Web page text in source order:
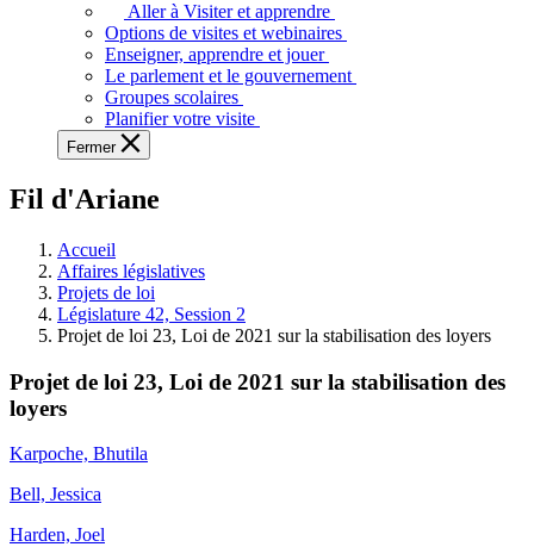
voir,
apprendre
et
à
à
législative.
Aller à Visiter et apprendre
Options de visites et webinaires
Enseigner, apprendre et jouer
Le parlement et le gouvernement
Groupes scolaires
Planifier votre visite
Fermer
Fil d'Ariane
Accueil
Affaires législatives
Projets de loi
Législature 42, Session 2
Projet de loi 23, Loi de 2021 sur la stabilisation des loyers
Projet de loi 23, Loi de 2021 sur la stabilisation des
loyers
Karpoche, Bhutila
Bell, Jessica
Harden, Joel